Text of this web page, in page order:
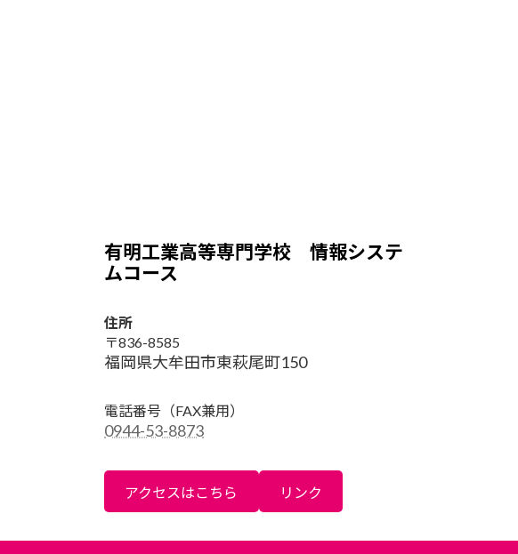
有明工業高等専門学校 情報システ
ムコース
住所
〒836-8585
福岡県大牟田市東萩尾町150
電話番号 （FAX兼用）
0944-53-8873
アクセスはこちら リンク